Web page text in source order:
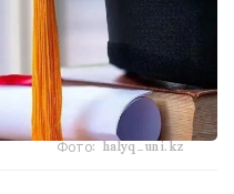
Фото: halyq-uni.kz